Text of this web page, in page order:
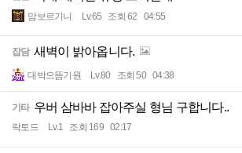
맘보르기니 Lv.65 조회 62 04:55
잡담 새벽이 밝아옵니다.
대박으뜸기원 Lv.80 조회 50 04:38
기타 우버 삼바바 잡아주실 형님 구합니다..
락토드 Lv.1 조회 169 02:17